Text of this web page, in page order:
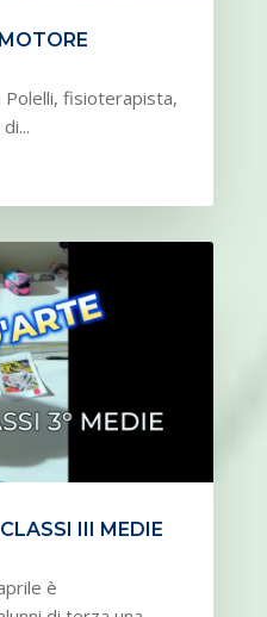
Polelli, fisioterapista,
III MEDIE
è